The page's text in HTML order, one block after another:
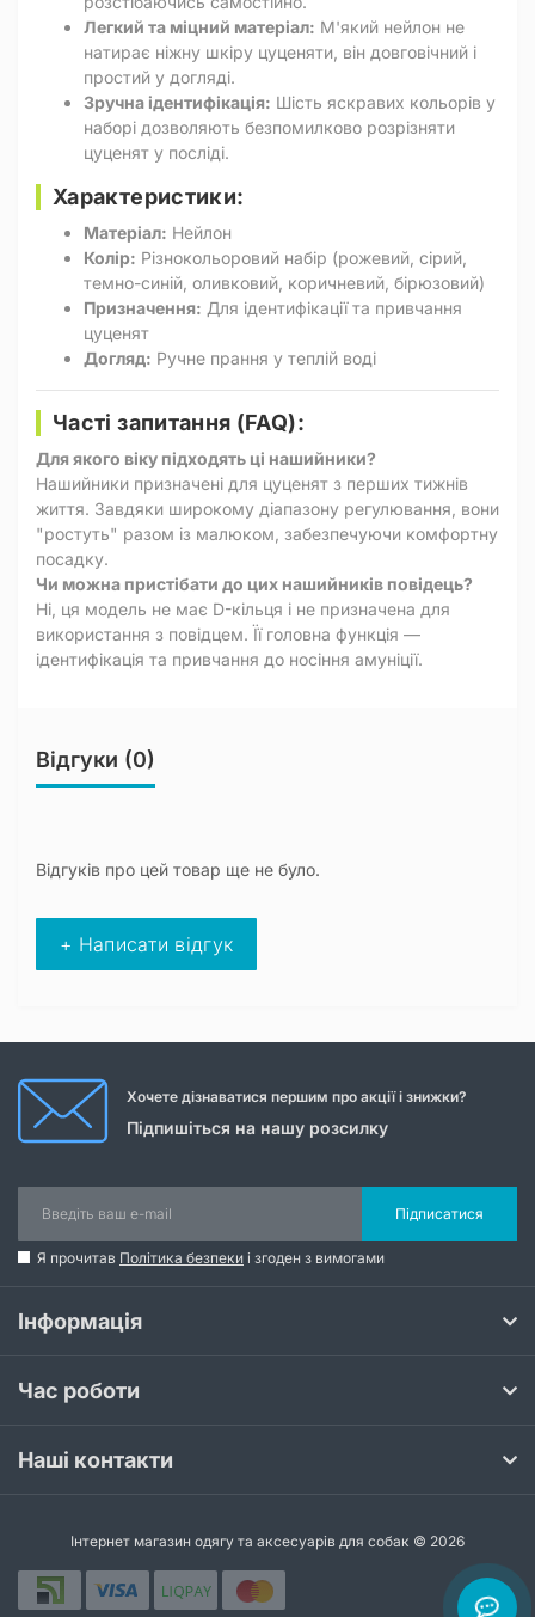
Легкий та міцний матеріал: М'який нейлон не
натирає ніжну шкіру цуценяти, він довговічний і
простий у догляді.
Зручна ідентифікація: Шість яскравих кольорів у
наборі дозволяють безпомилково розрізняти
цуценят у посліді.
Характеристики:
Матеріал: Нейлон
Колір: Різнокольоровий набір (рожевий, сірий,
темно-синій, оливковий, коричневий, бірюзовий)
Призначення: Для ідентифікації та привчання
цуценят
Догляд: Ручне прання у теплій воді
Часті запитання (FAQ):
Для якого віку підходять ці нашийники?
Нашийники призначені для цуценят з перших тижнів
життя. Завдяки широкому діапазону регулювання, вони
"ростуть" разом із малюком, забезпечуючи комфортну
посадку.
Чи можна пристібати до цих нашийників повідець?
Ні, ця модель не має D-кільця і не призначена для
використання з повідцем. Її головна функція —
ідентифікація та привчання до носіння амуніції.
Відгуки (0)
Відгуків про цей товар ще не було.
+ Написати відгук
Хочете дізнаватися першим про акції і знижки?
Підпишіться на нашу розсилку
Підписатися
Я прочитав Політика безпеки і згоден з вимогами
Інформація
Час роботи
Наші контакти
Інтернет магазин одягу та аксесуарів для собак © 2026